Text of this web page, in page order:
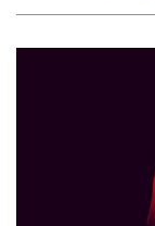
TRENDING